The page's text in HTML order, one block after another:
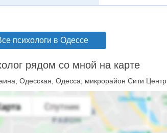
психологи в Одессе
рядом со мной на карте
Одесская, Одесса, микрорайон Сити Центр